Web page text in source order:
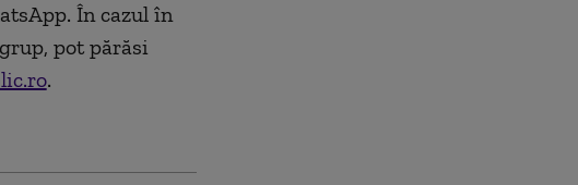
În cazul în
pot părăsi
.